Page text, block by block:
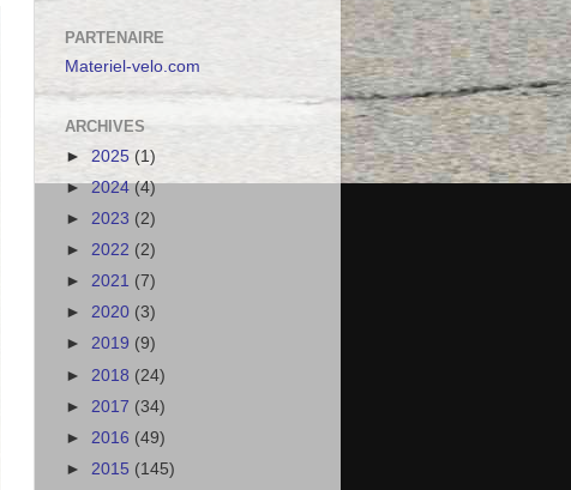
PARTENAIRE
Materiel-velo.com
ARCHIVES
► 2025 (1)
►2024(4)
► 2023 (2)
► 2022 (2)
► 2021 (7)
► 2020 (3)
► 2019 (9)
► 2018 (24)
► 2017 (34)
► 2016 (49)
► 2015 (145)